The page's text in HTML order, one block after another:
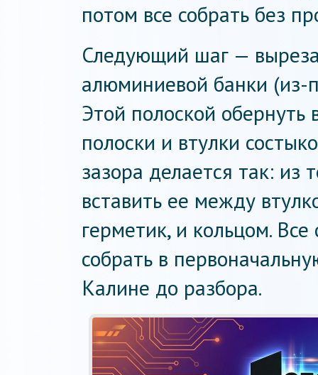
потом все собрать без
Следующий шаг —
алюминиевой банки (из-
Этой полоской обернуть
полоски и втулки
зазора делается так:
вставить ее между
герметик, и кольцом.
собрать в
Калине до разбора.